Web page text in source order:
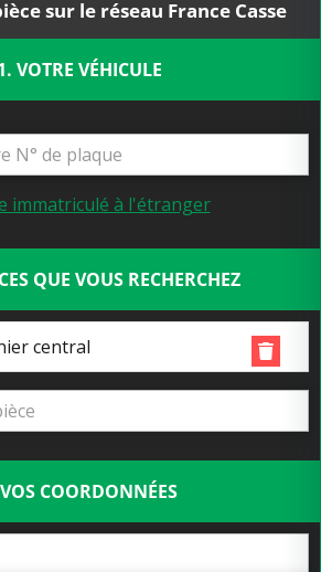
sur le réseau France Casse
VOTRE VÉHICULE
immatriculé à l'étranger
QUE VOUS RECHERCHEZ
central
COORDONNÉES